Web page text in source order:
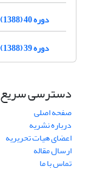
دوره 40 (1388)
دوره 39 (1388)
دسترسی سریع
صفحه اصلی
درباره نشریه
اعضای هیات تحریریه
ارسال مقاله
تماس با ما